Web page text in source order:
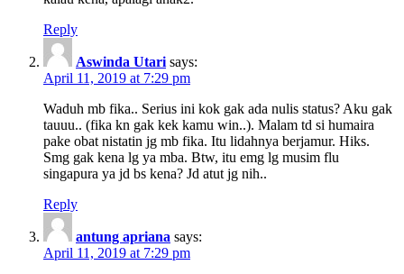
Reply
Aswinda Utari says:
April 11, 2019 at 7:29 pm
Waduh mb fika.. Serius ini kok gak ada nulis status? Aku gak
tauuu.. (fika kn gak kek kamu win..). Malam td si humaira
pake obat nistatin jg mb fika. Itu lidahnya berjamur. Hiks.
Smg gak kena lg ya mba. Btw, itu emg lg musim flu
singapura ya jd bs kena? Jd atut jg nih..
Reply
antung apriana says:
April 11, 2019 at 7:29 pm